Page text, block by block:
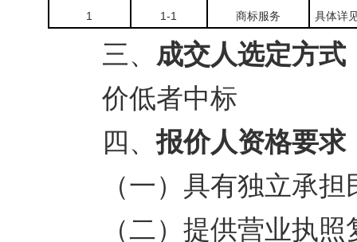
1 1-1 商标服务 具体详
三、 成交人选定方式
价低者中标
四、报价人资格要求
（一）具有独立承担
（二）提供营业执照